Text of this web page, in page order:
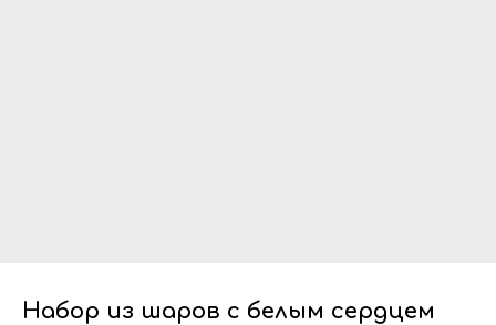
Набор из шаров с белым сердцем